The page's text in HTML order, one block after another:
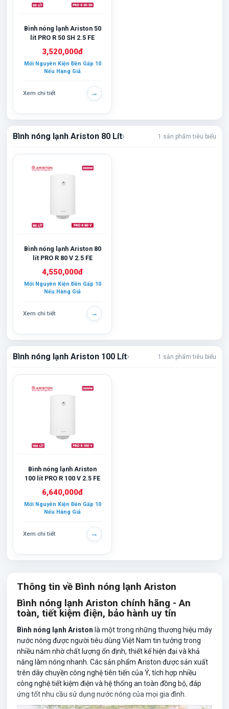
Bình nóng lạnh Ariston 50
lít PRO R 50 SH 2.5 FE
3,520,000đ
Mới Nguyên Kiện Đền Gấp 10
Nếu Hàng Giả
Xem chi tiết →
Bình nóng lạnh Ariston 80 Lít 1 sản phẩm tiêu biểu
Bình nóng lạnh Ariston 80
lít PRO R 80 V 2.5 FE
4,550,000đ
Mới Nguyên Kiện Đền Gấp 10
Nếu Hàng Giả
Xem chi tiết →
Bình nóng lạnh Ariston 100 Lít 1 sản phẩm tiêu biểu
Bình nóng lạnh Ariston
100 lít PRO R 100 V 2.5 FE
6,640,000đ
Mới Nguyên Kiện Đền Gấp 10
Nếu Hàng Giả
Xem chi tiết →
Thông tin về Bình nóng lạnh Ariston
Bình nóng lạnh Ariston chính hãng - An
toàn, tiết kiệm điện, bảo hành uy tín
Bình nóng lạnh Ariston là một trong những thương hiệu máy
nước nóng được người tiêu dùng Việt Nam tin tưởng trong
nhiều năm nhờ chất lượng ổn định, thiết kế hiện đại và khả
năng làm nóng nhanh. Các sản phẩm Ariston được sản xuất
trên dây chuyền công nghệ tiên tiến của Ý, tích hợp nhiều
công nghệ tiết kiệm điện và hệ thống an toàn đồng bộ, đáp
ứng tốt nhu cầu sử dụng nước nóng của mọi gia đình.